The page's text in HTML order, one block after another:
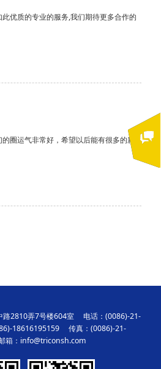
优质的专业的服务,我们期待更多合作的
圈运气非常好，希望以后能有很多的新
路2810弄7号楼604室 电话：(0086)-21-
18616195159 传真：(0086)-21-
：info@triconsh.com